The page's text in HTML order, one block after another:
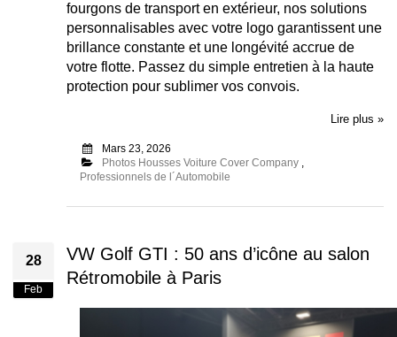
fourgons de transport en extérieur, nos solutions
personnalisables avec votre logo garantissent une
brillance constante et une longévité accrue de
votre flotte. Passez du simple entretien à la haute
protection pour sublimer vos convois.
Lire plus »
Mars 23, 2026
Photos Housses Voiture Cover Company,
Professionnels de l´Automobile
28
Feb
VW Golf GTI : 50 ans d’icône au salon
Rétromobile à Paris